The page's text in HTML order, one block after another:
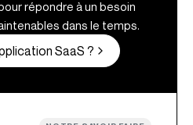
répondre à un besoin
dans le temps.
SaaS ?